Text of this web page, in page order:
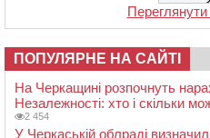
ПОПУЛЯРНЕ НА САЙТІ
На Черкащині розпочнуть
Незалежності: хто і скільки
2 454
У Черкаській облраді